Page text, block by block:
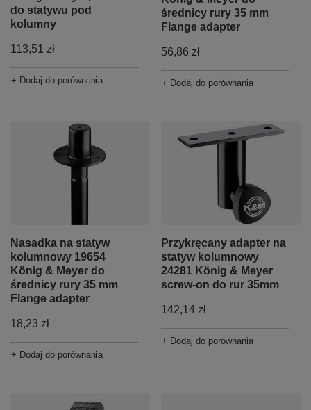
do statywu pod
kolumny
113,51 zł
+ Dodaj do porównania
średnicy rury 35 mm
Flange adapter
56,86 zł
+ Dodaj do porównania
Nasadka na statyw
kolumnowy 19654
König & Meyer do
średnicy rury 35 mm
Flange adapter
18,23 zł
+ Dodaj do porównania
Przykręcany adapter na
statyw kolumnowy
24281 König & Meyer
screw-on do rur 35mm
142,14 zł
+ Dodaj do porównania